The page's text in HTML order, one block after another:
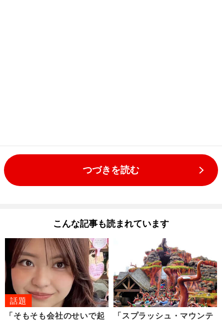
つづきを読む
こんな記事も読まれています
話題
「そもそも会社のせいで起
「スプラッシュ・マウンテ